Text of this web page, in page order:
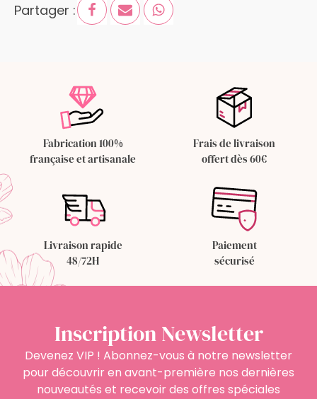
Partager :
Fabrication 100%
française et artisanale
Frais de livraison
offert dès 60€
Livraison rapide
48/72H
Paiement
sécurisé
Inscription Newsletter
Devenez VIP ! Abonnez-vous à notre newsletter
pour découvrir en avant-première nos dernières
nouveautés et recevoir des offres spéciales